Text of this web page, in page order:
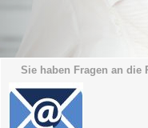
Sie haben Fragen an die